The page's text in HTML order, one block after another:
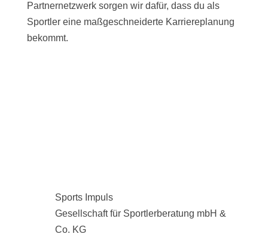
Partnernetzwerk sorgen wir dafür, dass du als
Sportler eine maßgeschneiderte Karriereplanung
bekommt.
Sports Impuls
Gesellschaft für Sportlerberatung mbH &
Co. KG